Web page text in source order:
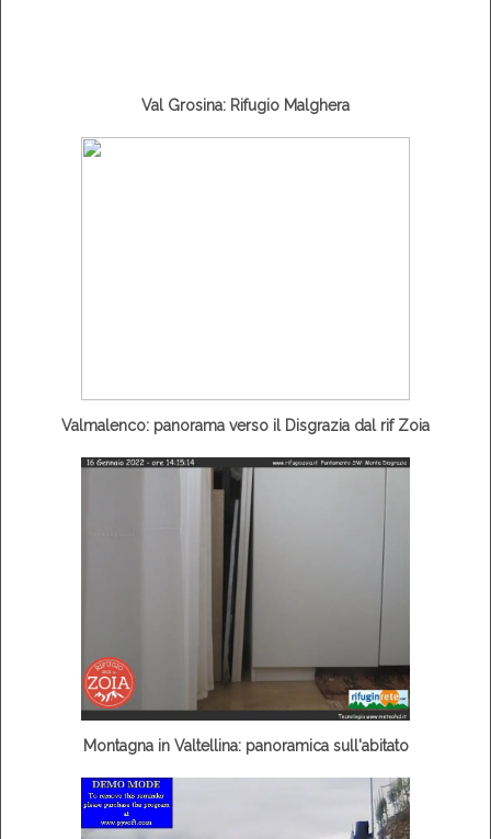
Val Grosina: Rifugio Malghera
Valmalenco: panorama verso il Disgrazia dal rif Zoia
Montagna in Valtellina: panoramica sull'abitato